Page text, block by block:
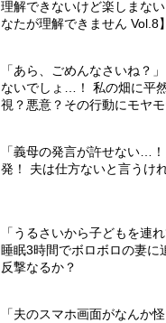
理解できないけど楽しまな
なたが理解できません Vol.8】
「あら、ごめんなさいね？
ないでしょ…！ 私の畑に平
視？悪意？その行動にモヤ
「義母の発言が許せない…
発！ 夫は仕方ないと言うけ
「うるさいから子どもを連
睡眠3時間でボロボロの妻
反撃なるか？
「夫のスマホ画面がなんか